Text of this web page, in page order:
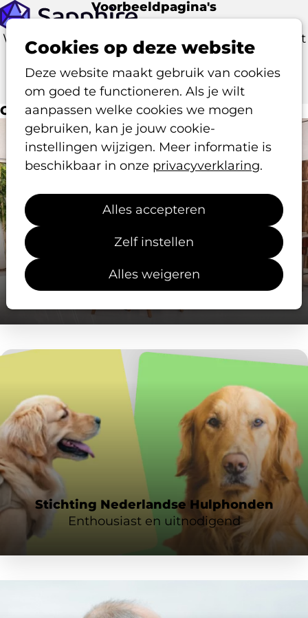
Cookies op deze website
Deze website maakt gebruik van cookies
om goed te functioneren. Als je wilt
aanpassen welke cookies we mogen
gebruiken, kan je jouw cookie-
instellingen wijzigen. Meer informatie is
beschikbaar in onze privacyverklaring.
Alles accepteren
Zelf instellen
Alles weigeren
Voorbeeldpagina's
Wat is er allemaal mogelijk met Sapphire? Naast
onsportfoliovind je hier ook enkele door
Procurios ontworpen voorbeelden, op basis van
fictieve organisaties.
Overzicht
Branchevereniging voor Architecten
Professioneel en zakelijk, maar tóch
creatief
Stichting Nederlandse Hulphonden
Enthousiast en uitnodigend